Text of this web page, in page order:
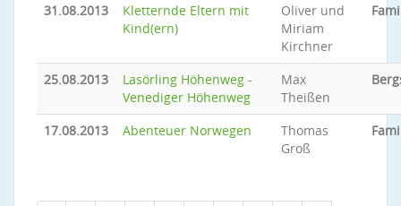
31.08.2013
Kletternde Eltern mit
Kind(ern)
Oliver und
Miriam
Kirchner
25.08.2013
Lasörling Höhenweg -
Venediger Höhenweg
Max
Theißen
17.08.2013 Abenteuer Norwegen
Thomas
Groß